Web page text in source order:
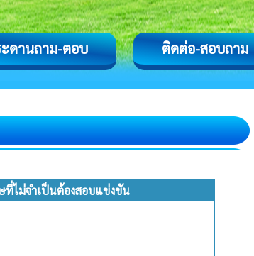
ดานถาม-ตอบ ติดต่อ-สอบถาม
ที่ไม่จำเป็นต้องสอบแข่งขัน